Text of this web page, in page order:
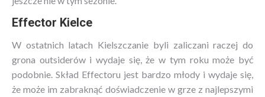
Effector Kielce
W ostatnich latach Kielszczanie byli zaliczani raczej do
grona outsiderów i wydaje się, że w tym roku może być
podobnie. Skład Effectoru jest bardzo młody i wydaje się,
że może im zabraknąć doświadczenie w grze z najlepszymi